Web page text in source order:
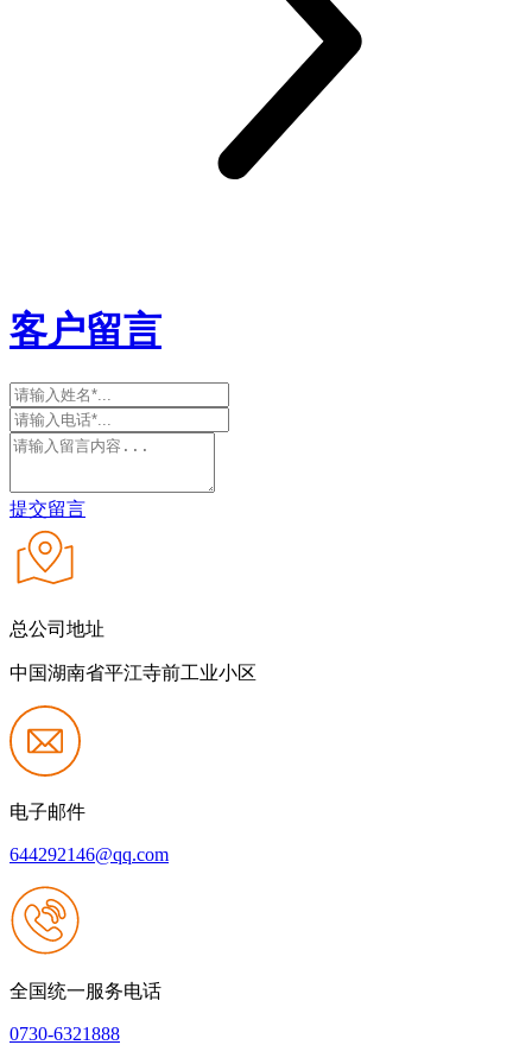
客户留言
提交留言
总公司地址
中国湖南省平江寺前工业小区
电子邮件
644292146@qq.com
全国统一服务电话
0730-6321888